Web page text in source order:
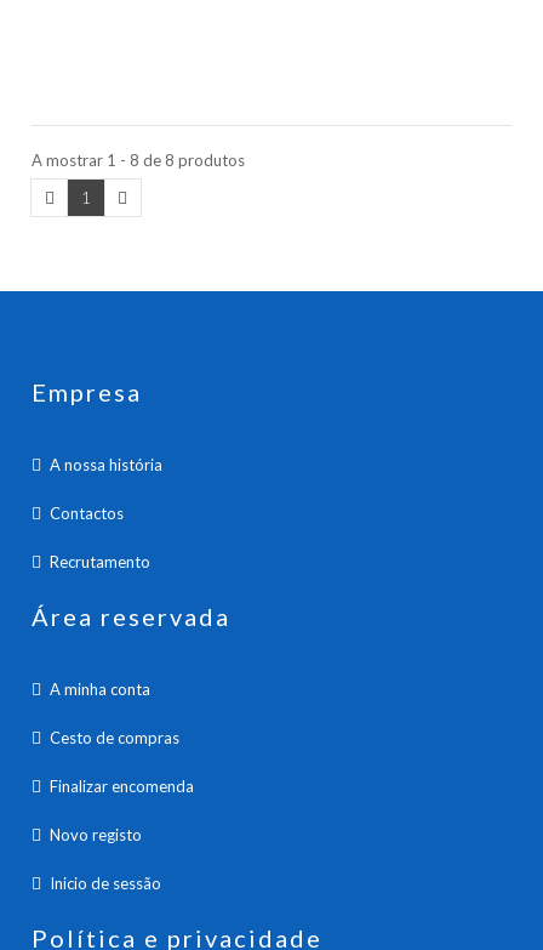
A mostrar 1 - 8 de 8 produtos
1
Empresa
A nossa história
Contactos
Recrutamento
Área reservada
A minha conta
Cesto de compras
Finalizar encomenda
Novo registo
Inicio de sessão
Política e privacidade